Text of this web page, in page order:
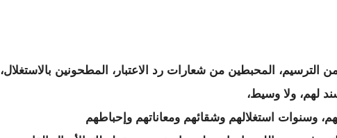
الترسيم، المحبطين من شعارات رد الاعتبار، المطحونين بالاستغلال،
لهم، ولا وسيط،
وسنوات استغلالهم وشقائهم ومعاناتهم وإحباطهم